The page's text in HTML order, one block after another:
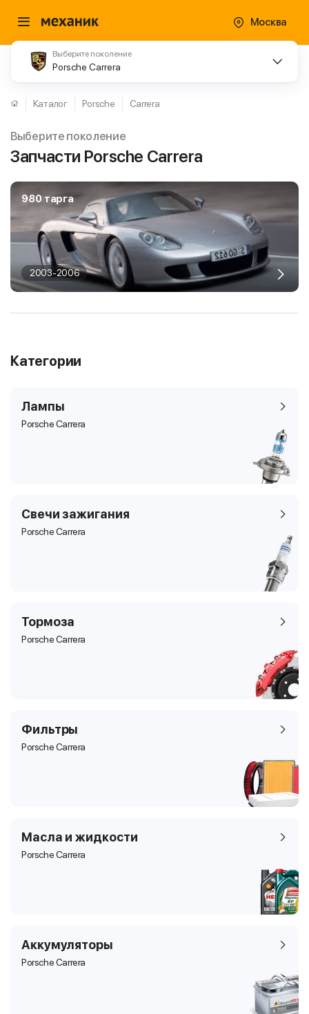
Москва
Выберите поколение
Porsche Carrera
Каталог Porsche Carrera
Выберите поколение
Запчасти Porsche Carrera
980 тарга
2003-2006
Категории
Лампы
Porsche Carrera
Свечи зажигания
Porsche Carrera
Тормоза
Porsche Carrera
Фильтры
Porsche Carrera
Масла и жидкости
Porsche Carrera
Аккумуляторы
Porsche Carrera